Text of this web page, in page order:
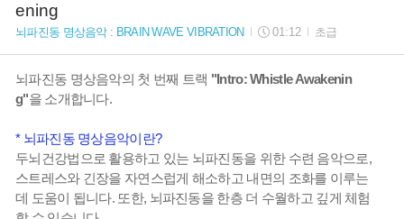
ening
뇌파진동 명상음악 : BRAIN WAVE VIBRATION 01:12 초급
뇌파진동 명상음악의 첫 번째 트랙 "Intro: Whistle Awakenin
g"을 소개합니다.
* 뇌파진동 명상음악이란?
두뇌건강법으로 활용하고 있는 뇌파진동을 위한 수련 음악으로,
스트레스와 긴장을 자연스럽게 해소하고 내면의 조화를 이루는
데 도움이 됩니다. 또한, 뇌파진동을 한층 더 수월하고 깊게 체험